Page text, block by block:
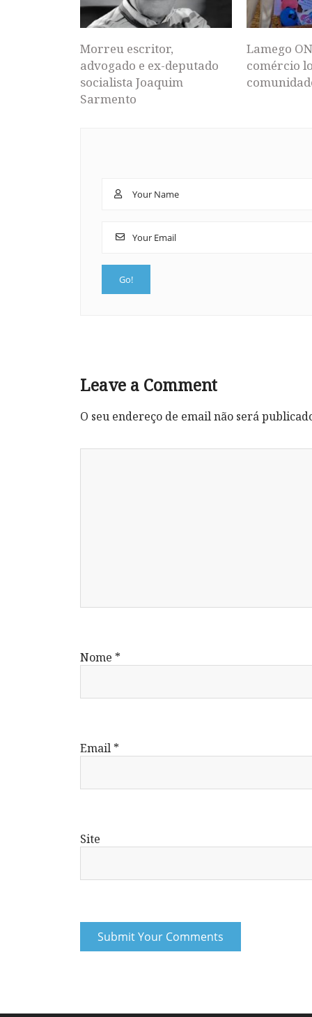
Morreu escritor,
advogado e ex-deputado
socialista Joaquim
Sarmento
Lamego
comércio
Leave a Comment
O seu endereço de email não será
Nome *
Email *
Site